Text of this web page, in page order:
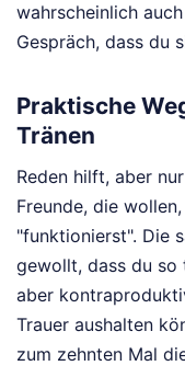
wahrscheinlich
Gespräch, dass du
Praktische
Tränen
Reden hilft, aber
Freunde, die
"funktionierst". Die
gewollt, dass du so
aber
Trauer aushalten
zum zehnten Mal